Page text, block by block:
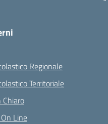
Regionale
Territoriale
Chiaro
Line